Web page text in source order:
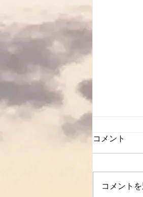
コメント
コメント